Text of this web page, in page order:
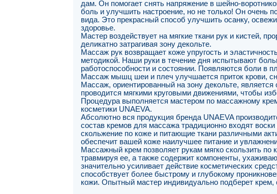
дам. Он помогает снять напряжение в шейно-
боль и улучшить настроение, но не только! Он очень
вида. Это прекрасный способ улучшить осанку,
здоровье.
Мастер воздействует на мягкие ткани рук и кистей,
деликатно затрагивая зону декольте.
Массаж рук возвращает коже упругость и
методикой. Наши руки в течение дня испытывают
работоспособности и состоянии. Появляются боли в
Массаж мышц шеи и плеч улучшается приток крови,
Массаж, ориентированный на зону декольте,
проводится мягкими круговыми движениями, чтобы
Процедура выполняется мастером по массажному
косметики UNAEVA.
Абсолютно вся продукция бренда UNAEVA
состав кремов для массажа традиционно входят
скольжение по коже и питающие ткани различными
обеспечит вашей коже наилучшее питание и
Массажный крем позволяет рукам мягко скользить по
травмируя ее, а также содержит компоненты,
значительно усиливает действие косметических
способствует более быстрому и глубокому
кожи. Опытный мастер индивидуально подберет